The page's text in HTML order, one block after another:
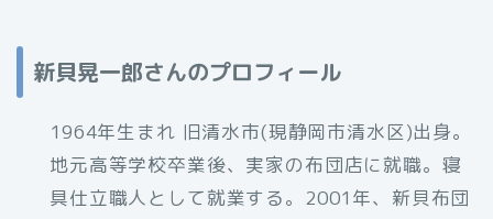
新貝晃一郎さんのプロフィール
1964年生まれ 旧清水市(現静岡市清水区)出身。
地元高等学校卒業後、実家の布団店に就職。寝
具仕立職人として就業する。2001年、新貝布団